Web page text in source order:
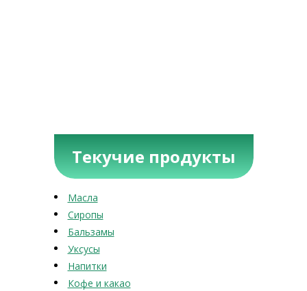
Текучие продукты
Масла
Сиропы
Бальзамы
Уксусы
Напитки
Кофе и какао